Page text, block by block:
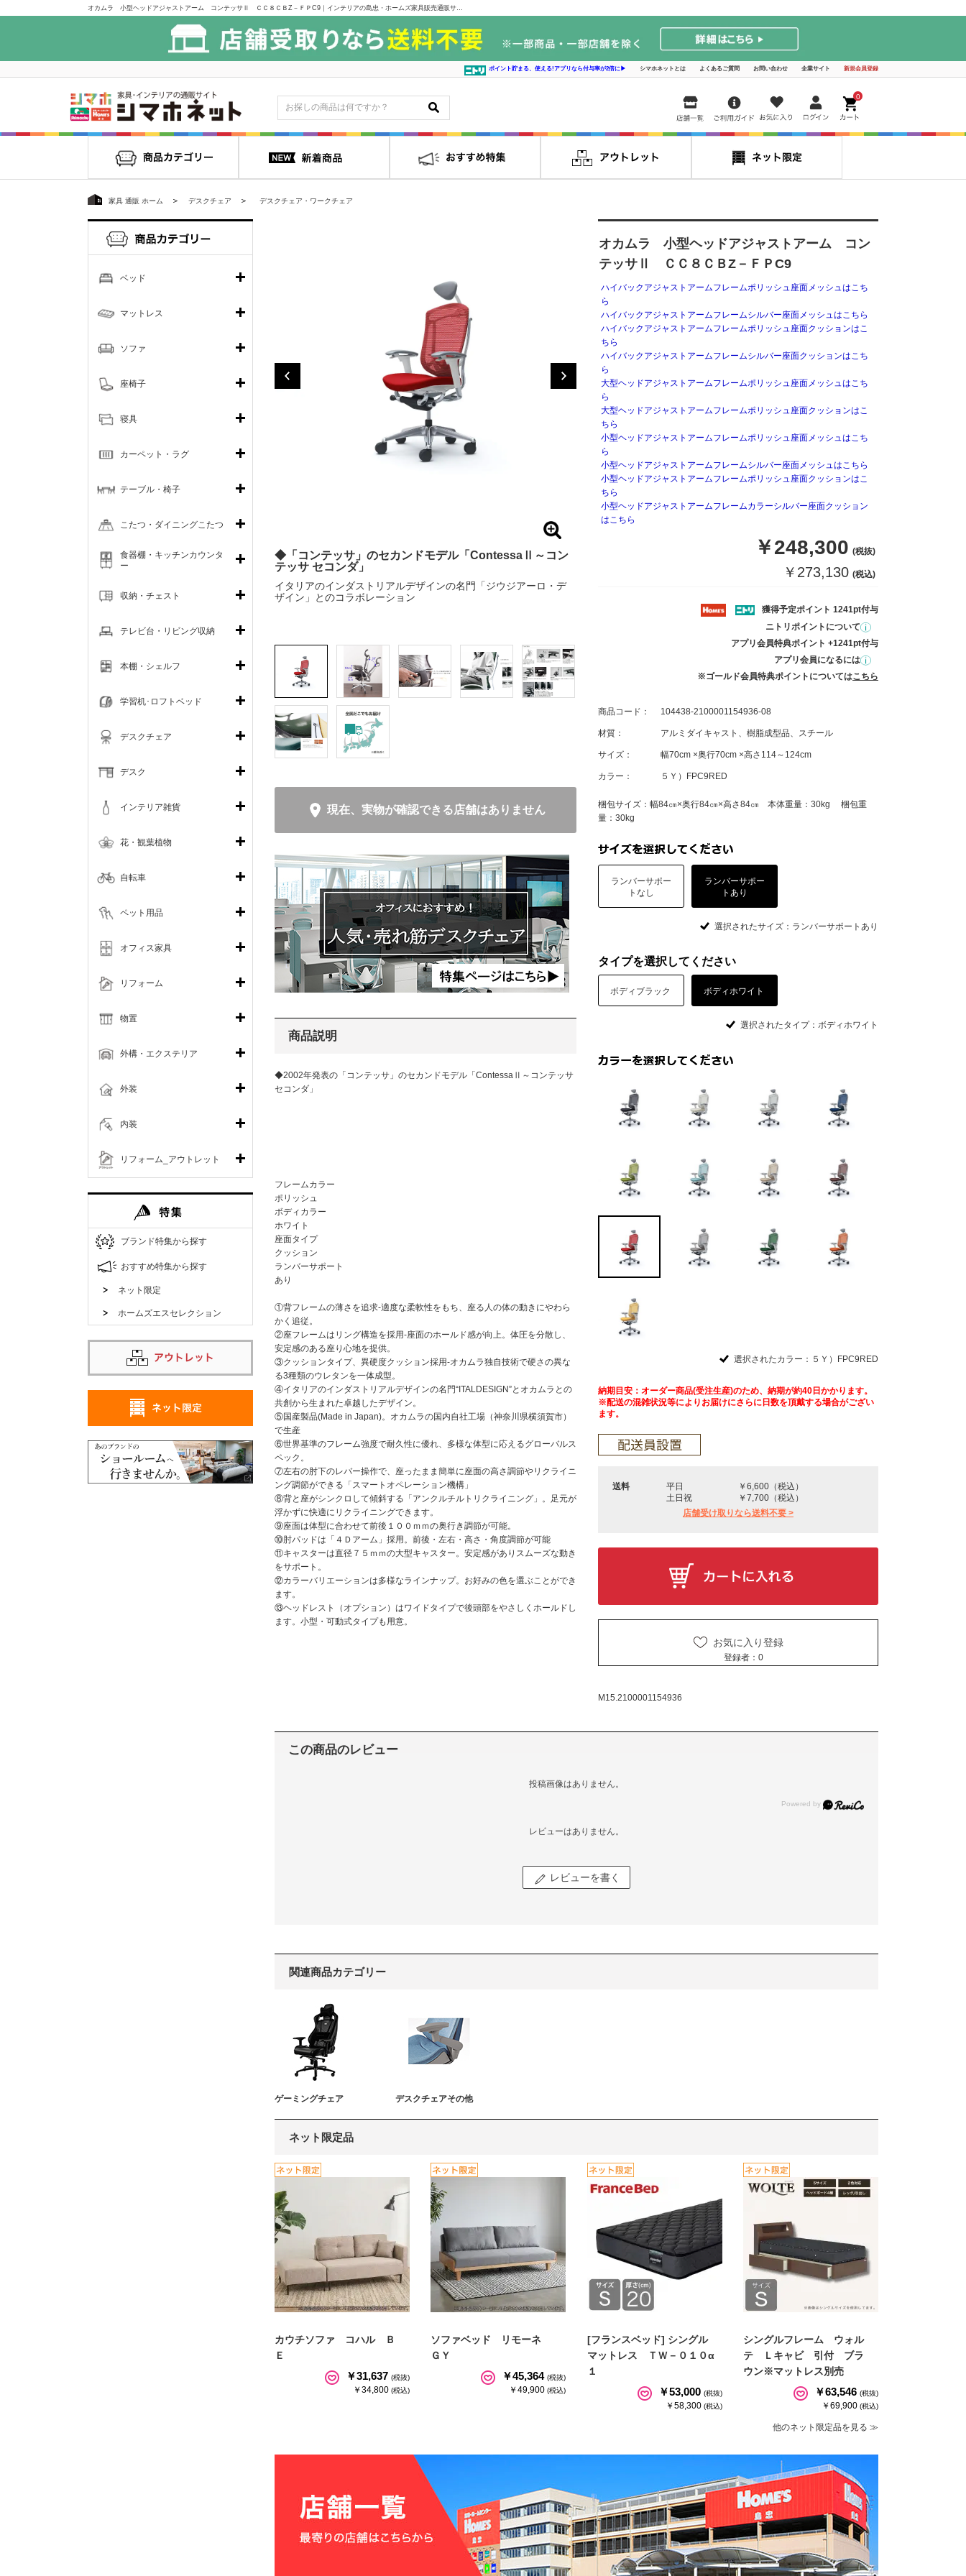
オカムラ 小型ヘッドアジャストアーム コンテッサⅡ ＣＣ８ＣＢZ－ＦＰC9｜インテリアの島忠・ホームズ家具販売通販サイト シマホネット
ポイント貯まる、使える!アプリなら付与率が2倍に▶ シマホネットとは よくあるご質問 お問い合わせ 企業サイト 新規会員登録
0
家具 通販 ホーム デスクチェア デスクチェア・ワークチェア
◆「コンテッサ」のセカンドモデル「ContessaⅡ～コン
テッサ セコンダ」
イタリアのインダストリアルデザインの名門「ジウジアーロ・デ
ザイン」とのコラボレーション
現在、実物が確認できる店舗はありません
商品説明
◆2002年発表の「コンテッサ」のセカンドモデル「ContessaⅡ～コンテッサ
セコンダ」
フレームカラー
ポリッシュ
ボディカラー
ホワイト
座面タイプ
クッション
ランバーサポート
あり
①背フレームの薄さを追求-適度な柔軟性をもち、座る人の体の動きにやわら
かく追従。
②座フレームはリング構造を採用-座面のホールド感が向上。体圧を分散し、
安定感のある座り心地を提供。
③クッションタイプ、異硬度クッション採用-オカムラ独自技術で硬さの異な
る3種類のウレタンを一体成型。
④イタリアのインダストリアルデザインの名門“ITALDESIGN”とオカムラとの
共創から生まれた卓越したデザイン。
⑤国産製品(Made in Japan)。オカムラの国内自社工場（神奈川県横須賀市）
で生産
⑥世界基準のフレーム強度で耐久性に優れ、多様な体型に応えるグローバルス
ペック。
⑦左右の肘下のレバー操作で、座ったまま簡単に座面の高さ調節やリクライニ
ング調節ができる「スマートオペレーション機構」
⑧背と座がシンクロして傾斜する「アンクルチルトリクライニング」。足元が
浮かずに快適にリクライニングできます。
⑨座面は体型に合わせて前後１００ｍｍの奥行き調節が可能。
⑩肘パッドは「４Ｄアーム」採用。前後・左右・高さ・角度調節が可能
⑪キャスターは直径７５ｍｍの大型キャスター。安定感がありスムーズな動き
をサポート。
⑫カラーバリエーションは多様なラインナップ。お好みの色を選ぶことができ
ます。
⑬ヘッドレスト（オプション）はワイドタイプで後頭部をやさしくホールドし
ます。小型・可動式タイプも用意。
オカムラ 小型ヘッドアジャストアーム コン
テッサⅡ ＣＣ８ＣＢZ－ＦＰC9
ハイバックアジャストアームフレームポリッシュ座面メッシュはこち
ら
ハイバックアジャストアームフレームシルバー座面メッシュはこちら
ハイバックアジャストアームフレームポリッシュ座面クッションはこ
ちら
ハイバックアジャストアームフレームシルバー座面クッションはこち
ら
大型ヘッドアジャストアームフレームポリッシュ座面メッシュはこち
ら
大型ヘッドアジャストアームフレームポリッシュ座面クッションはこ
ちら
小型ヘッドアジャストアームフレームポリッシュ座面メッシュはこち
ら
小型ヘッドアジャストアームフレームシルバー座面メッシュはこちら
小型ヘッドアジャストアームフレームポリッシュ座面クッションはこ
ちら
小型ヘッドアジャストアームフレームカラーシルバー座面クッション
はこちら
￥248,300 (税抜)
￥273,130 (税込)
獲得予定ポイント 1241pt付与
ニトリポイントについて
アプリ会員特典ポイント +1241pt付与
アプリ会員になるには
※ゴールド会員特典ポイントについてはこちら
商品コード： 104438-2100001154936-08
材質： アルミダイキャスト、樹脂成型品、スチール
サイズ： 幅70cm ×奥行70cm ×高さ114～124cm
カラー： ５Ｙ）FPC9RED
梱包サイズ：幅84㎝×奥行84㎝×高さ84㎝ 本体重量：30kg 梱包重
量：30kg
ランバーサポー
トなし
ランバーサポー
トあり
選択されたサイズ：ランバーサポートあり
タイプを選択してください
ボディブラック ボディホワイト
選択されたタイプ：ボディホワイト
選択されたカラー：５Ｙ）FPC9RED
納期目安：オーダー商品(受注生産)のため、納期が約40日かかります。
※配送の混雑状況等によりお届けにさらに日数を頂戴する場合がござい
ます。
送料 平日
￥6,600（税込）
土日祝
￥7,700（税込）
店舗受け取りなら送料不要 >
お気に入り登録
登録者： 0
M15.2100001154936
この商品のレビュー
投稿画像はありません。
レビューはありません。
レビューを書く
関連商品カテゴリー
ゲーミングチェア デスクチェアその他
ネット限定品
カウチソファ コハル Ｂ
Ｅ
￥31,637 (税抜)
￥34,800 (税込)
ソファベッド リモーネ
ＧＹ
￥45,364 (税抜)
￥49,900(税込)
[フランスベッド] シングル
マットレス ＴＷ－０１０α
１
￥53,000 (税抜)
￥58,300 (税込)
シングルフレーム ウォル
テ Ｌキャビ 引付 ブラ
ウン※マットレス別売
￥63,546 (税抜)
￥69,900 (税込)
他のネット限定品を見る ≫
ベッド
マットレス
ソファ
寝具
座椅子
カーペット・ラグ
テーブル・椅子
こたつ・ダイニングこたつ
食器棚・キッチンカウンタ
ー
収納・チェスト
テレビ台・リビング収納
本棚・シェルフ
学習机･ロフトベッド
デスクチェア
デスク
インテリア雑貨
花・観葉植物
自転車
ペット用品
オフィス家具
リフォーム
リフォーム_アウトレット
物置
外構・エクステリア
外装
内装
ブランド特集から探す
おすすめ特集から探す
ネット限定
ホームズエスセレクション